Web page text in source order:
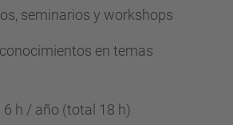
seminarios y workshops
en temas
h / año (total 18 h)